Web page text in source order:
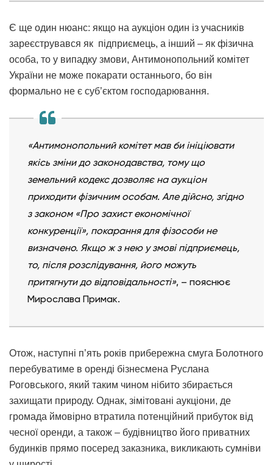
Є ще один нюанс: якщо на аукціон один із учасників
зареєструвався як підприємець, а інший – як фізична
особа, то у випадку змови, Антимонопольний комітет
України не може покарати останнього, бо він
формально не є суб’єктом господарювання.
«Антимонопольний комітет мав би ініціювати
якісь зміни до законодавства, тому що
земельний кодекс дозволяє на аукціон
приходити фізичним особам. Але дійсно, згідно
з законом «Про захист економічної
конкуренції», покарання для фізособи не
визначено. Якщо ж з нею у змові підприємець,
то, після розслідування, його можуть
притягнути до відповідальності», – пояснює
Мирослава Примак.
Отож, наступні п’ять років прибережна смуга Болотного
перебуватиме в оренді бізнесмена Руслана
Роговського, який таким чином нібито збирається
захищати природу. Однак, зімітовані аукціони, де
громада ймовірно втратила потенційний прибуток від
чесної оренди, а також – будівництво його приватних
будинків прямо посеред заказника, викликають сумніви